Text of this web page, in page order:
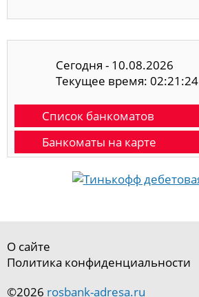
Сегодня - 10.08.2026
Текущее время: 02:21:25
Список банкоматов
Банкоматы на карте
О сайте
Политика конфиденциальности
©2026 rosbank-adresa.ru